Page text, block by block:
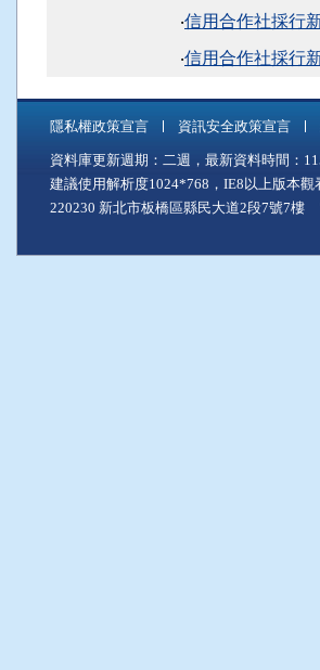
‧信用合作社採行
‧信用合作社採行
隱私權政策宣言 資訊安全政策宣言
資料庫更新週期：二週，最新資料時間：
建議使用解析度1024*768，IE8以上版本觀
220230 新北市板橋區縣民大道2段7號7樓